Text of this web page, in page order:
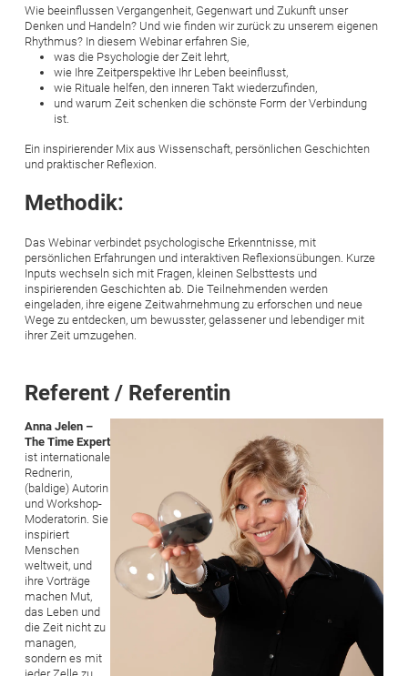
Wie beeinflussen Vergangenheit, Gegenwart und Zukunft unser
Denken und Handeln? Und wie finden wir zurück zu unserem eigenen
Rhythmus? In diesem Webinar erfahren Sie,
was die Psychologie der Zeit lehrt,
wie Ihre Zeitperspektive Ihr Leben beeinflusst,
wie Rituale helfen, den inneren Takt wiederzufinden,
und warum Zeit schenken die schönste Form der Verbindung
ist.
Ein inspirierender Mix aus Wissenschaft, persönlichen Geschichten
und praktischer Reflexion.
Methodik:
Das Webinar verbindet psychologische Erkenntnisse, mit
persönlichen Erfahrungen und interaktiven Reflexionsübungen. Kurze
Inputs wechseln sich mit Fragen, kleinen Selbsttests und
inspirierenden Geschichten ab. Die Teilnehmenden werden
eingeladen, ihre eigene Zeitwahrnehmung zu erforschen und neue
Wege zu entdecken, um bewusster, gelassener und lebendiger mit
ihrer Zeit umzugehen.
Referent / Referentin
Anna Jelen –
The Time Expert
ist internationale
Rednerin,
(baldige) Autorin
und Workshop-
Moderatorin. Sie
inspiriert
Menschen
weltweit, und
ihre Vorträge
machen Mut,
das Leben und
die Zeit nicht zu
managen,
sondern es mit